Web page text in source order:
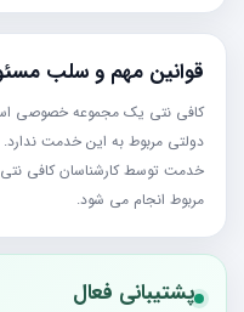
قوانین مهم و سلب
کافی نتی یک مجموعه خصوصی
دولتی مربوط به این خدمت ندارد.
خدمت توسط کارشناسان کافی
مربوط انجام می شود.
پشتیبانی فعال